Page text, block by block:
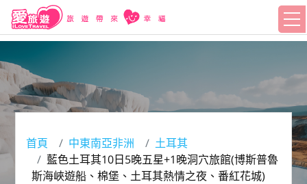
首頁 中東南亞非洲
土耳其
藍色土耳其10日5晚五星+1晚洞穴旅館(博斯普魯
斯海峽遊船、棉堡、土耳其熱情之夜、番紅花城)